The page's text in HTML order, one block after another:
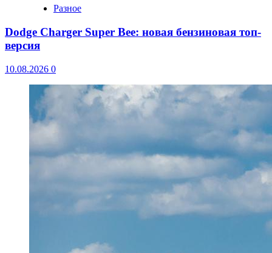
Разное
Dodge Charger Super Bee: новая бензиновая топ-
версия
10.08.2026 0